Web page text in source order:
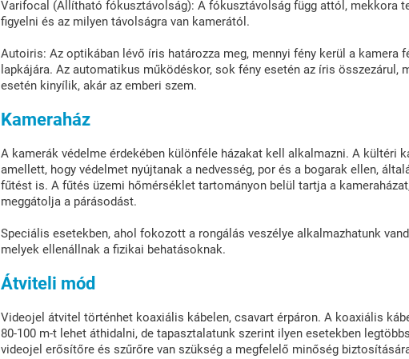
Varifocal (Állítható fókusztávolság): A fókusztávolság függ attól, mekkora
figyelni és az milyen távolságra van kamerától.
Autoiris: Az optikában lévő íris határozza meg, mennyi fény kerül a kamera
lapkájára. Az automatikus működéskor, sok fény esetén az íris összezárul,
esetén kinyílik, akár az emberi szem.
Kameraház
A kamerák védelme érdekében különféle házakat kell alkalmazni. A kültéri
amellett, hogy védelmet nyújtanak a nedvesség, por és a bogarak ellen,
fűtést is. A fűtés üzemi hőmérséklet tartományon belül tartja a
meggátolja a párásodást.
Speciális esetekben, ahol fokozott a rongálás veszélye alkalmazhatunk
melyek ellenállnak a fizikai behatásoknak.
Átviteli mód
Videojel átvitel történhet koaxiális kábelen, csavart érpáron. A koaxiális
80-100 m-t lehet áthidalni, de tapasztalatunk szerint ilyen esetekben
videojel erősítőre és szűrőre van szükség a megfelelő minőség